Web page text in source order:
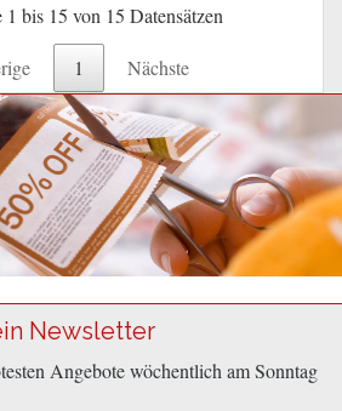
1 bis 15 von 15 Datensätzen
1 Nächste
Newsletter
Angebote wöchentlich am Sonntag